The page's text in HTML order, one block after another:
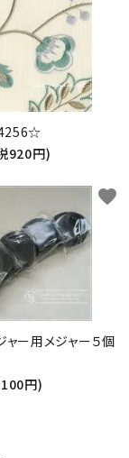
920円)
ャー用メジャー５個
円)
favorite